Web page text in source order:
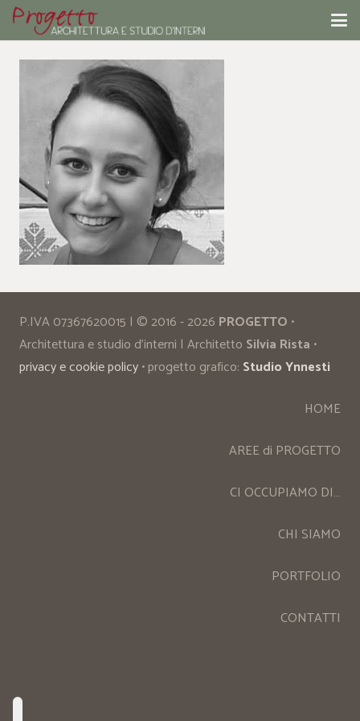
P.IVA 07367620015 | © 2016 - 2026 PROGETTO •
Architettura e studio d’interni | Architetto Silvia Rista •
privacy e cookie policy• progetto grafico: Studio Ynnesti
HOME
AREE di PROGETTO
CI OCCUPIAMO DI…
CHI SIAMO
PORTFOLIO
CONTATTI